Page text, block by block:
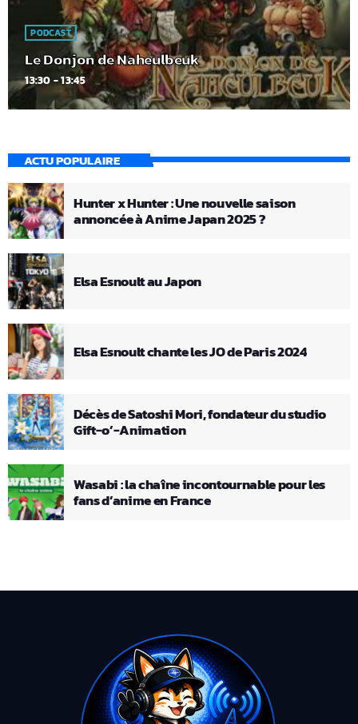
PODCAST
Le Donjon de Naheulbeuk
13:30 - 13:45
ACTU POPULAIRE
Hunter x Hunter : Une nouvelle saison
annoncée à Anime Japan 2025 ?
Elsa Esnoult au Japon
Elsa Esnoult chante les JO de Paris 2024
Décès de Satoshi Mori, fondateur du studio
Gift-o’-Animation
Wasabi : la chaîne incontournable pour les
fans d’anime en France